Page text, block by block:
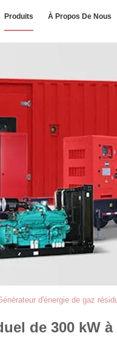
Produits À Propos De Nous
d'énergie de gaz
de 300 kW